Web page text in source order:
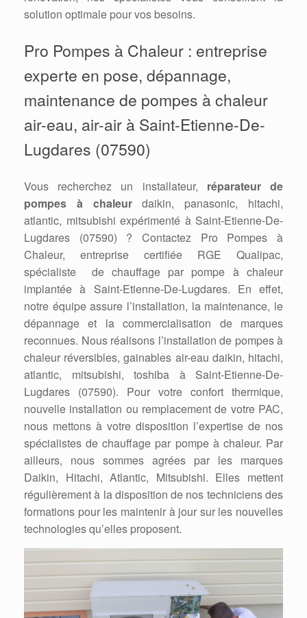
solution optimale pour vos besoins.
Pro Pompes à Chaleur : entreprise
experte en pose, dépannage,
maintenance de pompes à chaleur
air-eau, air-air à Saint-Etienne-De-
Lugdares (07590)
Vous recherchez un installateur, réparateur de
pompes à chaleurdaikin, panasonic, hitachi,
atlantic, mitsubishi expérimenté à Saint-Etienne-De-
Lugdares (07590) ? Contactez Pro Pompes à
Chaleur, entreprise certifiée RGE Qualipac,
spécialiste de chauffage par pompe à chaleur
implantée à Saint-Etienne-De-Lugdares. En effet,
notre équipe assure l’installation, la maintenance, le
dépannage et la commercialisation de marques
reconnues. Nous réalisons l’installation de pompes à
chaleur réversibles, gainables air-eau daikin, hitachi,
atlantic, mitsubishi, toshiba à Saint-Etienne-De-
Lugdares (07590). Pour votre confort thermique,
nouvelle installation ou remplacement de votre PAC,
nous mettons à votre disposition l’expertise de nos
spécialistes de chauffage par pompe à chaleur. Par
ailleurs, nous sommes agrées par les marques
Daikin, Hitachi, Atlantic, Mitsubishi. Elles mettent
régulièrement à la disposition de nos techniciens des
formations pour les maintenir à jour sur les nouvelles
technologies qu’elles proposent.